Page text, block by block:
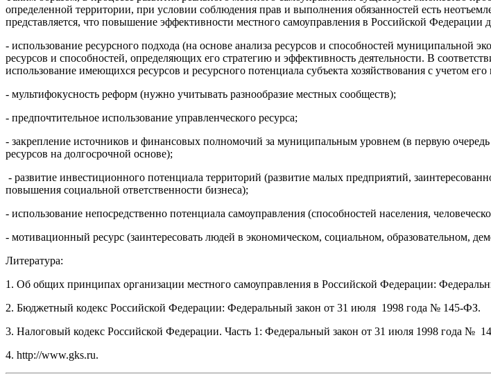
определенной территории, при условии соблюдения прав и выполнения обязанностей есть
представляется, что повышение эффективности местного самоуправления в Российской Федерации
- использование ресурсного подхода (на основе анализа ресурсов и способностей муниципальной
ресурсов и способностей, определяющих его стратегию и эффективность деятельности. В
использование имеющихся ресурсов и ресурсного потенциала субъекта хозяйствования с учетом
- мультифокусность реформ (нужно учитывать разнообразие местных сообществ);
- предпочтительное использование управленческого ресурса;
- закрепление источников и финансовых полномочий за муниципальным уровнем (в первую
ресурсов на долгосрочной основе);
- развитие инвестиционного потенциала территорий (развитие малых предприятий,
повышения социальной ответственности бизнеса);
- использование непосредственно потенциала самоуправления (способностей населения,
- мотивационный ресурс (заинтересовать людей в экономическом, социальном, образовательном,
Литература:
1. Об общих принципах организации местного самоуправления в Российской Федерации:
2. Бюджетный кодекс Российской Федерации: Федеральный закон от 31 июля 1998 года № 145-ФЗ.
3. Налоговый кодекс Российской Федерации. Часть 1: Федеральный закон от 31 июля 1998 года №
4. http://www.gks.ru.